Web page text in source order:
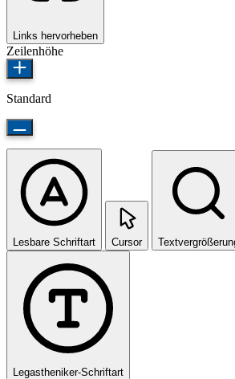
Links hervorheben
Zeilenhöhe
Standard
Lesbare Schriftart Cursor
Legastheniker-Schriftart